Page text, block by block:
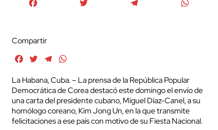
Compartir
FacebookTwitterTelegram
La Habana, Cuba. – La prensa de la República Popular
Democrática de Corea destacó este domingo el envío de
una carta del presidente cubano, Miguel Díaz-Canel, a su
homólogo coreano, Kim Jong Un, en la que transmite
felicitaciones a ese país con motivo de su Fiesta Nacional.